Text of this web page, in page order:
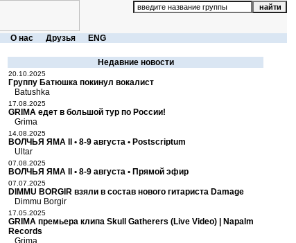
О нас Друзья ENG
Недавние новости
20.10.2025
Группу Батюшка покинул вокалист
Batushka
17.08.2025
GRIMA едет в большой тур по России!
Grima
14.08.2025
ВОЛЧЬЯ ЯМА II • 8-9 августа • Postscriptum
Ultar
07.08.2025
ВОЛЧЬЯ ЯМА II • 8-9 августа • Прямой эфир
07.07.2025
DIMMU BORGIR взяли в состав нового гитариста Damage
Dimmu Borgir
17.05.2025
GRIMA премьера клипа Skull Gatherers (Live Video) | Napalm
Records
Grima